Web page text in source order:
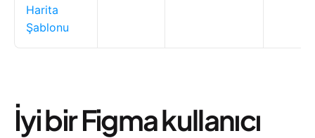
Harita
Şablonu
İyi bir Figma kullanıcı